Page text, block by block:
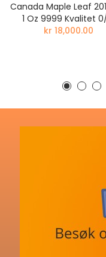
Canada Maple Leaf
1 Oz 9999 Kvalitet
kr 18,000.00